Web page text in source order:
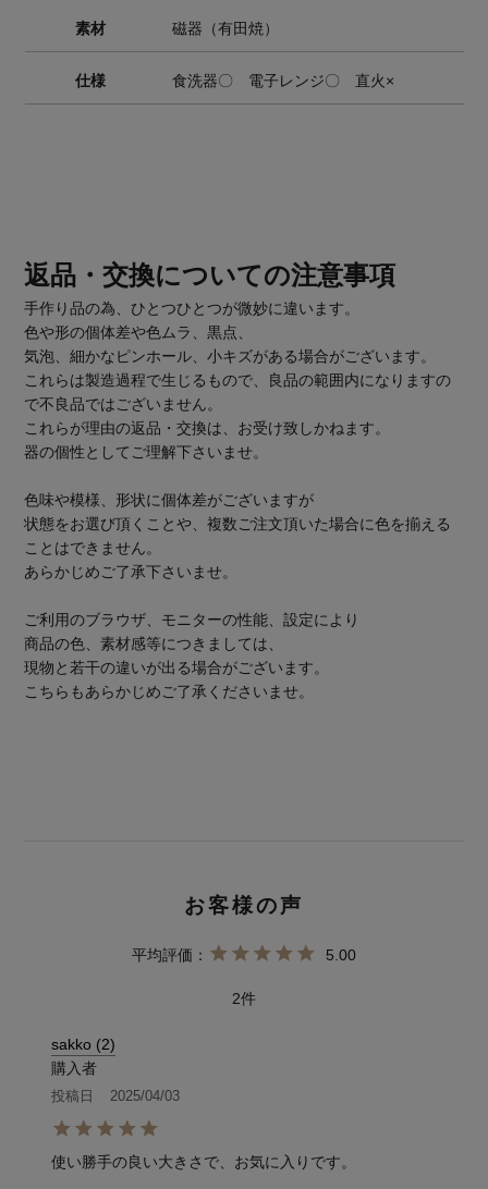
素材 磁器（有田焼）
仕様 食洗器〇 電子レンジ〇 直火×
返品・交換についての注意事項
手作り品の為、ひとつひとつが微妙に違います。
色や形の個体差や色ムラ、黒点、
気泡、細かなピンホール、小キズがある場合がございます。
これらは製造過程で生じるもので、良品の範囲内になりますの
で不良品ではございません。
これらが理由の返品・交換は、お受け致しかねます。
器の個性としてご理解下さいませ。
色味や模様、形状に個体差がございますが
状態をお選び頂くことや、複数ご注文頂いた場合に色を揃える
ことはできません。
あらかじめご了承下さいませ。
ご利用のブラウザ、モニターの性能、設定により
商品の色、素材感等につきましては、
現物と若干の違いが出る場合がございます。
こちらもあらかじめご了承くださいませ。
5.00
2
sakko 2
購入者
投稿日 2025/04/03
使い勝手の良い大きさで、お気に入りです。